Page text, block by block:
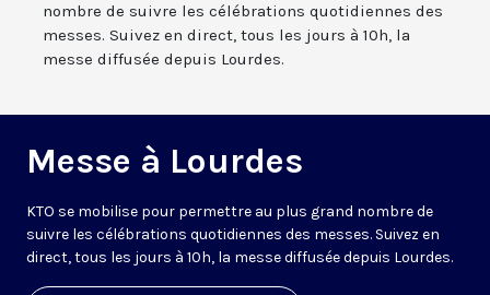
nombre de suivre les célébrations quotidiennes des
messes. Suivez en direct, tous les jours à 10h, la
messe diffusée depuis Lourdes.
Messe à Lourdes
KTO se mobilise pour permettre au plus grand nombre de
suivre les célébrations quotidiennes des messes. Suivez en
direct, tous les jours à 10h, la messe diffusée depuis Lourdes.